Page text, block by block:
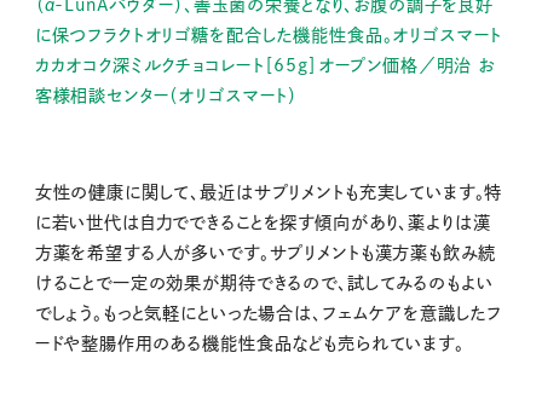
（α-LunAパウダー）、善玉菌の栄養となり、お腹の調子を良好
に保つフラクトオリゴ糖を配合した機能性食品。オリゴスマート
カカオコク深ミルクチョコレート［65g］オープン価格／明治 お
客様相談センター（オリゴスマート）
女性の健康に関して、最近はサプリメントも充実しています。特
に若い世代は自力でできることを探す傾向があり、薬よりは漢
方薬を希望する人が多いです。サプリメントも漢方薬も飲み続
けることで一定の効果が期待できるので、試してみるのもよい
でしょう。もっと気軽にといった場合は、フェムケアを意識したフ
ードや整腸作用のある機能性食品なども売られています。